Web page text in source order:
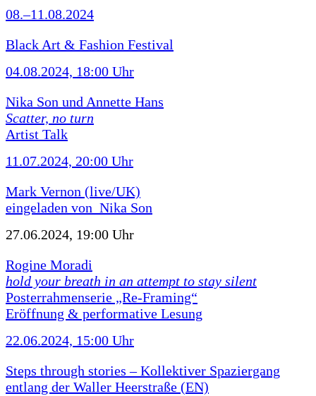
08.–11.08.2024
Black Art & Fashion Festival
04.08.2024, 18:00 Uhr
Nika Son und Annette Hans
Scatter, no turn
Artist Talk
11.07.2024, 20:00 Uhr
Mark Vernon (live/UK)
eingeladen von Nika Son
27.06.2024, 19:00 Uhr
Rogine Moradi
hold your breath in an attempt to stay silent
Posterrahmenserie „Re-Framing“
Eröffnung & performative Lesung
22.06.2024, 15:00 Uhr
Steps through stories – Kollektiver Spaziergang
entlang der Waller Heerstraße (EN)